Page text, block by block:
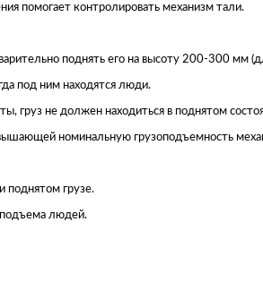
помогает контролировать механизм тали.
поднять его на высоту 200-300 мм
под ним находятся люди.
груз не должен находиться в поднятом
номинальную грузоподъемность
поднятом грузе.
подъема людей.